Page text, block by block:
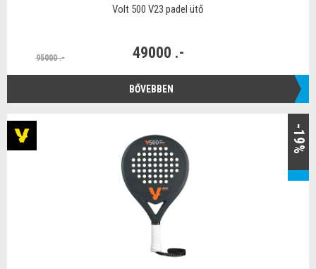
Volt 500 V23 padel ütő
95000 .- 49000 .-
BŐVEBBEN
-19%